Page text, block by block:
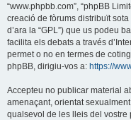
“www.phpbb.com”, “phpBB
creació de fòrums distribuït sota
d’ara la “GPL”) que us podeu
facilita els debats a través
permet o no en termes de
phpBB, dirigiu-vos a: https://
Accepteu no publicar material
amenaçant, orientat
qualsevol de les lleis del vostre